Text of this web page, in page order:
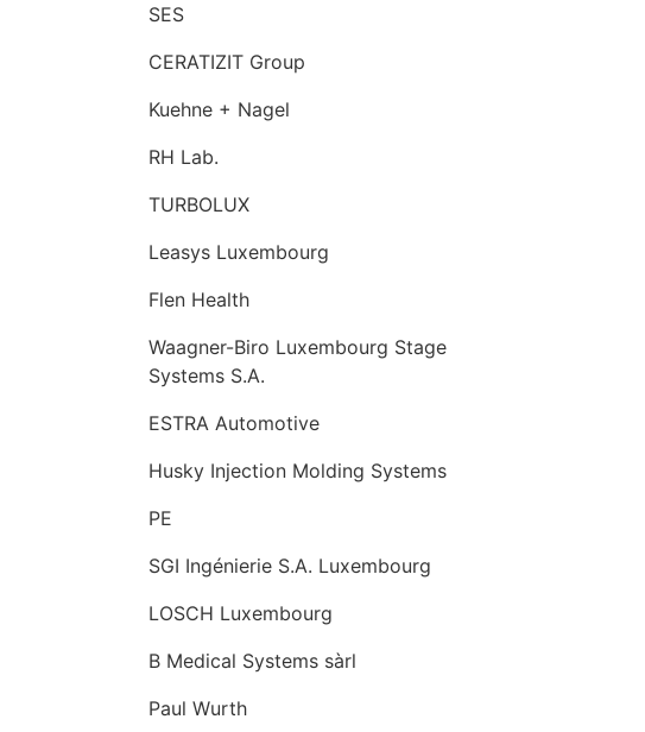
SES
CERATIZIT Group
Kuehne + Nagel
RH Lab.
TURBOLUX
Leasys Luxembourg
Flen Health
Waagner-Biro Luxembourg Stage
Systems S.A.
ESTRA Automotive
Husky Injection Molding Systems
PE
SGI Ingénierie S.A. Luxembourg
LOSCH Luxembourg
B Medical Systems sàrl
Paul Wurth